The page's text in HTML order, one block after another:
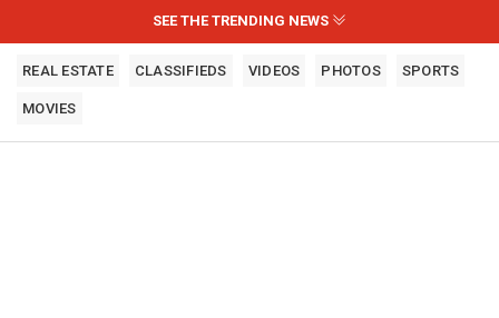
SEE THE TRENDING NEWS
REAL ESTATE CLASSIFIEDS VIDEOS PHOTOS SPORTS
MOVIES